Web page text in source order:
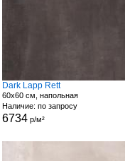
Dark Lapp Rett
60x60 см, напольная
Наличие: по запросу
6734р/м²